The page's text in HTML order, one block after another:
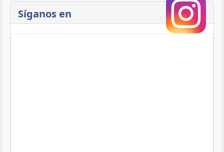
Síganos en